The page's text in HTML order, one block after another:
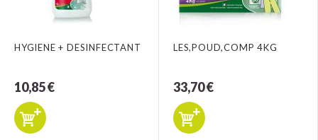
HYGIENE + DESINFECTANT
10,85 €
LES,POUD,COMP 4KG
33,70 €